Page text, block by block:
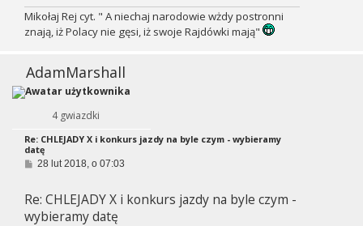
Mikołaj Rej cyt. " A niechaj narodowie wżdy postronni
znają, iż Polacy nie gęsi, iż swoje Rajdówki mają"
AdamMarshall
4 gwiazdki
Re: CHLEJADY X i konkurs jazdy na byle czym - wybieramy
datę
P
t
28 lut 2018, o 07:03
Re: CHLEJADY X i konkurs jazdy na byle czym -
wybieramy datę